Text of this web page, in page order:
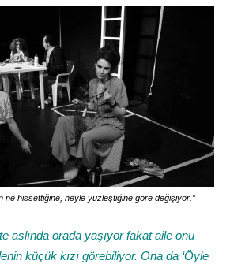
ne hissettiğine, neyle yüzleştiğine göre değişiyor.”
aslında orada yaşıyor fakat aile onu
küçük kızı görebiliyor. Ona da ‘Öyle